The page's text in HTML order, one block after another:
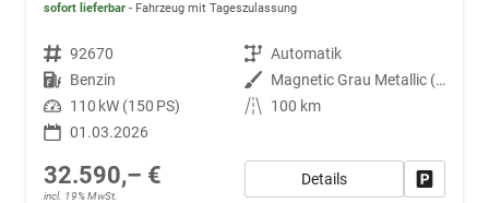
sofort lieferbar Fahrzeug mit Tageszulassung
Fahrzeugnr. 92670 Getriebe Automatik
Kraftstoff Benzin Außenfarbe
Magnetic Grau Metallic (S7)
Leistung 110 kW (150 PS) Kilometerstand
100 km
01.03.2026
32.590,– €
incl. 19% MwSt.
Details